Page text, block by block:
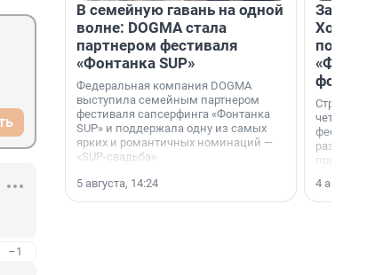
–1
В семейную гавань на одной
волне: DOGMA стала
партнером фестиваля
«Фонтанка SUP»
Федеральная компания DOGMA
выступила семейным партнером
фестиваля сапсерфинга «Фонтанка
SUP» и поддержала одну из самых
ярких и романтичных номинаций —
«SUP-свадьба».
5 августа, 14:24
раз
4